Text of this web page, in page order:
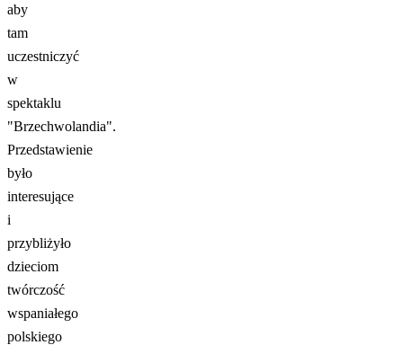
aby
tam
uczestniczyć
w
spektaklu
"Brzechwolandia".
Przedstawienie
było
interesujące
i
przybliżyło
dzieciom
twórczość
wspaniałego
polskiego